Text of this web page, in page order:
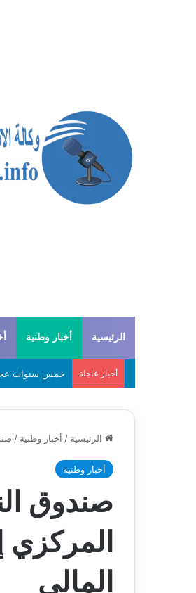
الرئيسية أخبار وطنية
أخبار عاجلة لحراطين
الرئيسية / أخبار وطنية /
أخبار وطنية
صندوق
المركزي
المالي